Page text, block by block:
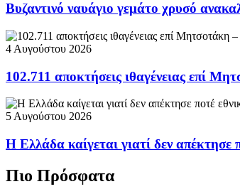
Βυζαντινό ναυάγιο γεμάτο χρυσό
4 Αυγούστου 2026
102.711 αποκτήσεις ιθαγένειας επί
5 Αυγούστου 2026
Η Ελλάδα καίγεται γιατί δεν απέκτησε
Πιο Πρόσφατα